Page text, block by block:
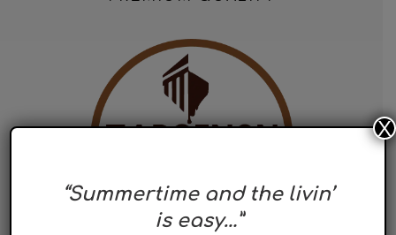
“Summertime and the livin’
is easy…”
X